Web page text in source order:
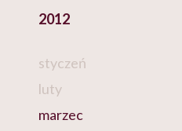
2012
styczeń
luty
marzec